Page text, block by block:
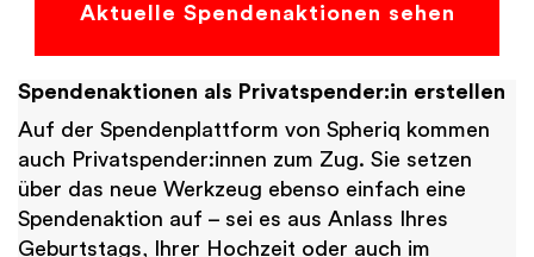
Aktuelle Spendenaktionen sehen
Spendenaktionen als Privatspender:in erstellen
Auf der Spendenplattform von Spheriq kommen
auch Privatspender:innen zum Zug. Sie setzen
über das neue Werkzeug ebenso einfach eine
Spendenaktion auf – sei es aus Anlass Ihres
Geburtstags, Ihrer Hochzeit oder auch im